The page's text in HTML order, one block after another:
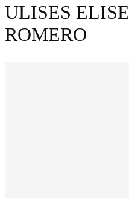
ULISES
ROMERO